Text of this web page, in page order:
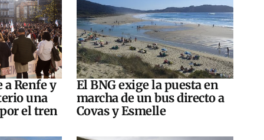
Renfe y
una
el tren
El BNG exige la puesta en
marcha de un bus directo a
Covas y Esmelle